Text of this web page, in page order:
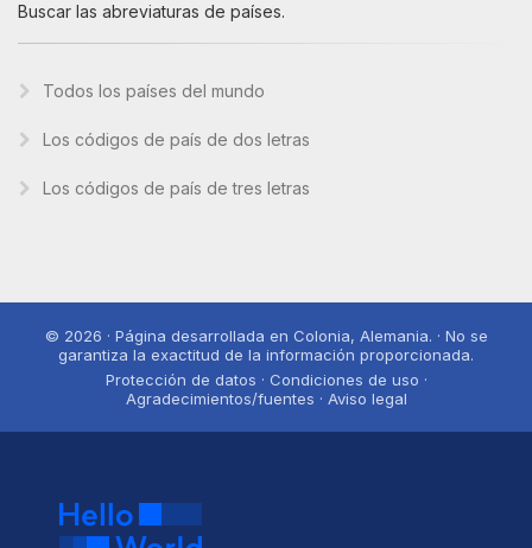
Buscar las abreviaturas de países.
Todos los países del mundo
Los códigos de país de dos letras
Los códigos de país de tres letras
© 2026 · Página desarrollada en Colonia, Alemania. · No se
garantiza la exactitud de la información proporcionada.
Protección de datos · Condiciones de uso ·
Agradecimientos/fuentes · Aviso legal